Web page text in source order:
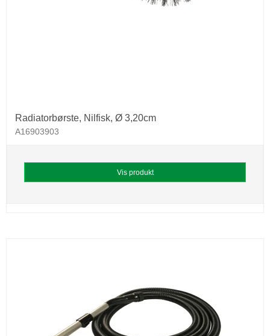
Radiatorbørste, Nilfisk, Ø 3,20cm
A16903903
Vis produkt